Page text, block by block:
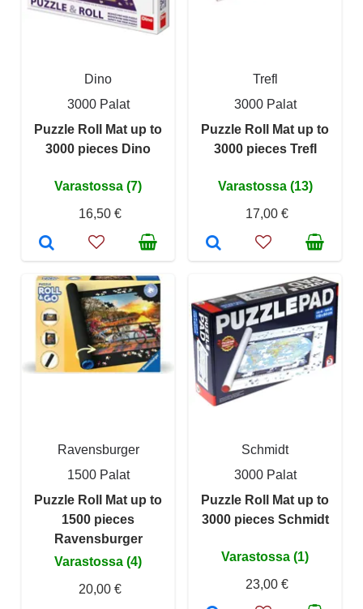
Dino
3000 Palat
Puzzle Roll Mat up to
3000 pieces Dino
Varastossa (7)
16,50 €
Trefl
3000 Palat
Puzzle Roll Mat up to
3000 pieces Trefl
Varastossa (13)
17,00 €
Ravensburger
1500 Palat
Puzzle Roll Mat up to
1500 pieces
Ravensburger
Varastossa (4)
20,00 €
Schmidt
3000 Palat
Puzzle Roll Mat up to
3000 pieces Schmidt
Varastossa (1)
23,00 €